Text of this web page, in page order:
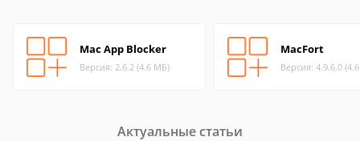
Mac App Blocker
Версия: 2.6.2 (4.6 МБ)
MacFort
Версия: 4.9.6.0
Актуальные статьи